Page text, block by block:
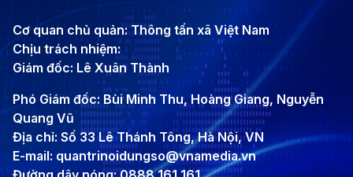
Cơ quan chủ quản: Thông tấn xã Việt Nam
Chịu trách nhiệm:
Giám đốc: Lê Xuân Thành
Phó Giám đốc: Bùi Minh Thu, Hoàng Giang, Nguyễn
Quang Vũ
Địa chỉ: Số 33 Lê Thánh Tông, Hà Nội, VN
E-mail: quantrinoidungso@vnamedia.vn